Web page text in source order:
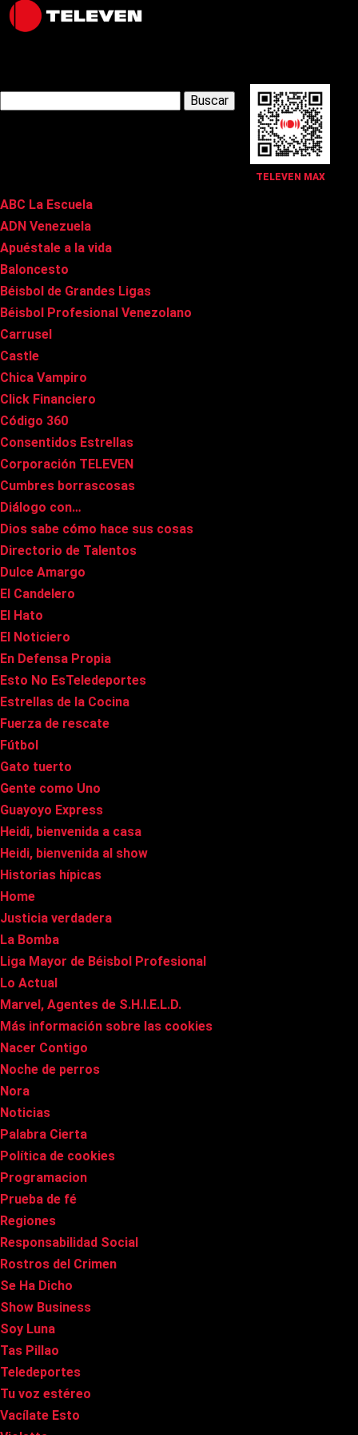
TELEVEN MAX
Latest Posts
ABC La Escuela
ADN Venezuela
Apuéstale a la vida
Baloncesto
Béisbol de Grandes Ligas
Béisbol Profesional Venezolano
Carrusel
Castle
Chica Vampiro
Click Financiero
Código 360
Consentidos Estrellas
Corporación TELEVEN
Cumbres borrascosas
Diálogo con…
Dios sabe cómo hace sus cosas
Directorio de Talentos
Dulce Amargo
El Candelero
El Hato
El Noticiero
En Defensa Propia
Esto No EsTeledeportes
Estrellas de la Cocina
Fuerza de rescate
Fútbol
Gato tuerto
Gente como Uno
Guayoyo Express
Heidi, bienvenida a casa
Heidi, bienvenida al show
Historias hípicas
Home
Justicia verdadera
La Bomba
Liga Mayor de Béisbol Profesional
Lo Actual
Marvel, Agentes de S.H.I.E.L.D.
Más información sobre las cookies
Nacer Contigo
Noche de perros
Nora
Noticias
Palabra Cierta
Política de cookies
Programacion
Prueba de fé
Regiones
Responsabilidad Social
Rostros del Crimen
Se Ha Dicho
Show Business
Soy Luna
Tas Pillao
Teledeportes
Tu voz estéreo
Vacílate Esto